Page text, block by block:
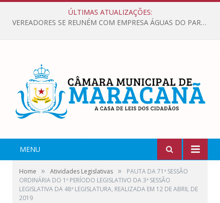
ÚLTIMAS ATUALIZAÇÕES:
VEREADORES SE REUNÉM COM EMPRESA ÁGUAS DO PARÁ, PARA APRESENTAR REIVINDICAÇÕES E MELHORIAS NA QUALIDADE DOS SERVIÇOS OFERECIDOS Á POPULAÇÃO.
MENU
Home » Atividades Legislativas »
PAUTA DA 71ª SESSÃO
ORDINÁRIA DO 1º PERÍODO LEGISLATIVO DA 3ª SESSÃO
LEGISLATIVA DA 48ª LEGISLATURA, REALIZADA EM 12 DE ABRIL DE
2019